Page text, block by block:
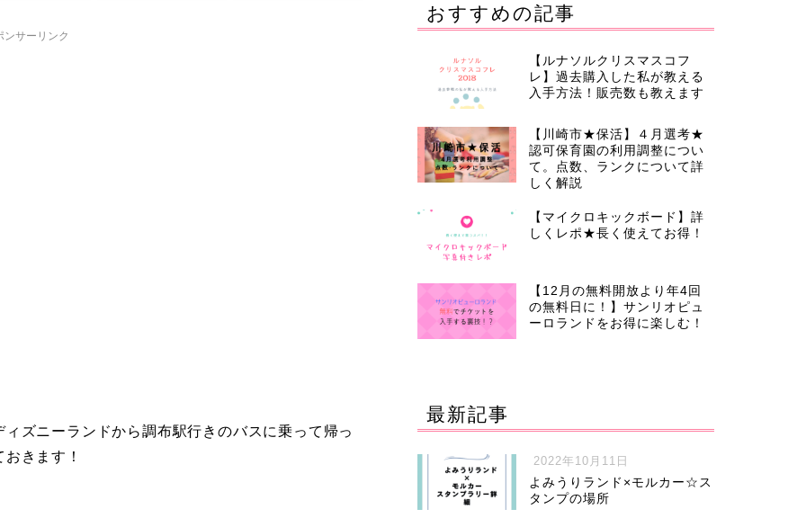
ンサーリンク
ズニーランドから調布駅行きのバスに乗って帰っ
きます！
おすすめの記事
【ルナソルクリスマスコフ
レ】過去購入した私が教える
入手方法！販売数も教えます
【川崎市★保活】４月選考★
認可保育園の利用調整につい
て。点数、ランクについて詳
しく解説
【マイクロキックボード】詳
しくレポ★長く使えてお得！
【12月の無料開放より年4回
の無料日に！】サンリオピュ
ーロランドをお得に楽しむ！
最新記事
2022年10月11日
よみうりランド×モルカー☆ス
タンプの場所